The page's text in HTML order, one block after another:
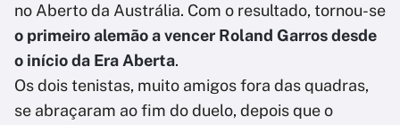
no Aberto da Austrália. Com o resultado, tornou-se
o primeiro alemão a vencer Roland Garros desde
o início da Era Aberta.
Os dois tenistas, muito amigos fora das quadras,
se abraçaram ao fim do duelo, depois que o